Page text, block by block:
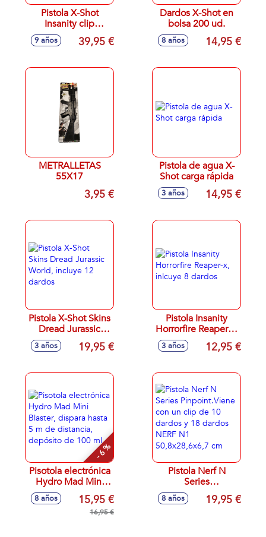
Pistola X-Shot
Insanity clip
motorizada con 3
cargadores y 72
9 años 39,95 €
Dardos X-Shot en
bolsa 200 ud.
8 años 14,95 €
METRALLETAS
55X17
3,95 €
Pistola de agua X-
Shot carga rápida
3 años 14,95 €
Pistola X-Shot Skins
Dread Jurassic
World, incluye 12
dardos
3 años 19,95 €
Pistola Insanity
Horrorfire Reaper-x,
inlcuye 8 dardos
3 años 12,95 €
- 6 %
Pisotola electrónica
Hydro Mad Mini
Blaster, dispara
hasta 5 m de
distancia, depósito
8 años 15,95 €
16,95 €
Pistola Nerf N
Series
Pinpoint.Viene con
un clip de 10
8 años 19,95 €